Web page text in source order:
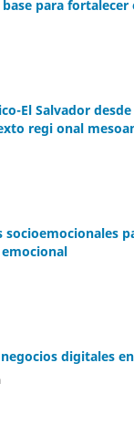
para
El Salvador
regi onal
digitales